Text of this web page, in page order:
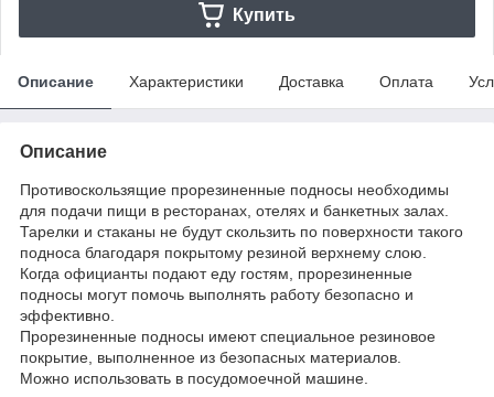
Купить
Описание Характеристики Доставка Оплата
Описание
Противоскользящие прорезиненные подносы необходимы
для подачи пищи в ресторанах, отелях и банкетных залах.
Тарелки и стаканы не будут скользить по поверхности такого
подноса благодаря покрытому резиной верхнему слою.
Когда официанты подают еду гостям, прорезиненные
подносы могут помочь выполнять работу безопасно и
эффективно.
Прорезиненные подносы имеют специальное резиновое
покрытие, выполненное из безопасных материалов.
Можно использовать в посудомоечной машине.